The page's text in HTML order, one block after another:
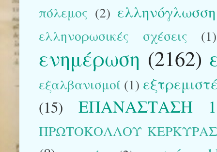
πόλεμος (2)
ελληνορωσικές σχέσεις (1)
ενημέρωση (2162)
εξαλβανισμοί (1)
(15)
ΕΠΑΝΑΣΤΑΣΗ
ΠΡΩΤΟΚΟΛΛΟΥ